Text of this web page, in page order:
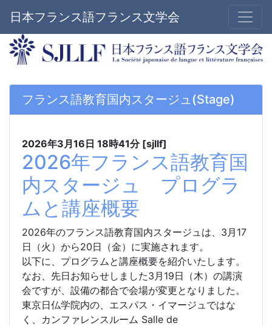
日本フランス語フランス文学会
フランス語教育国内スタージュ(Stage)
2026年3月16日 18時41分 [sjllf]
2026年フランス語教育国
内スタージュ プログラ
ムと講座概要
2026年のフランス語教育国内スタージュは、3月17
日（火）から20日（金）に実施されます。
以下に、プログラムと講座概要を紹介いたします。
なお、先日お知らせしました3月19日（木）の講演
会ですが、設備の都合で会場が変更となりました。
東京日仏学院内の、エスパス・イマージュではな
く、カンファレンスルーム Salle de